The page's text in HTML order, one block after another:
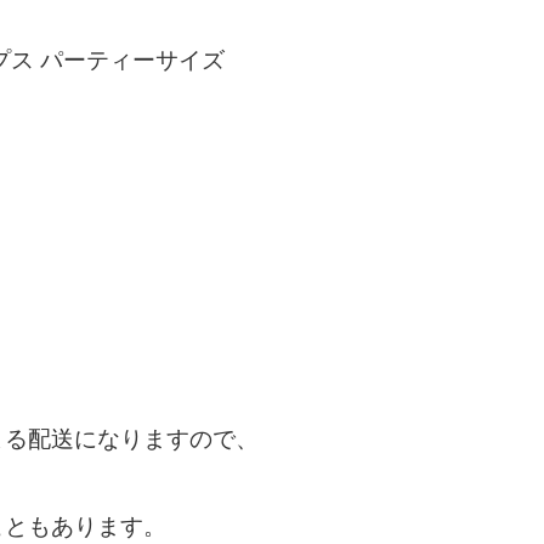
ス パーティーサイズ
配送になりますので、
もあります。